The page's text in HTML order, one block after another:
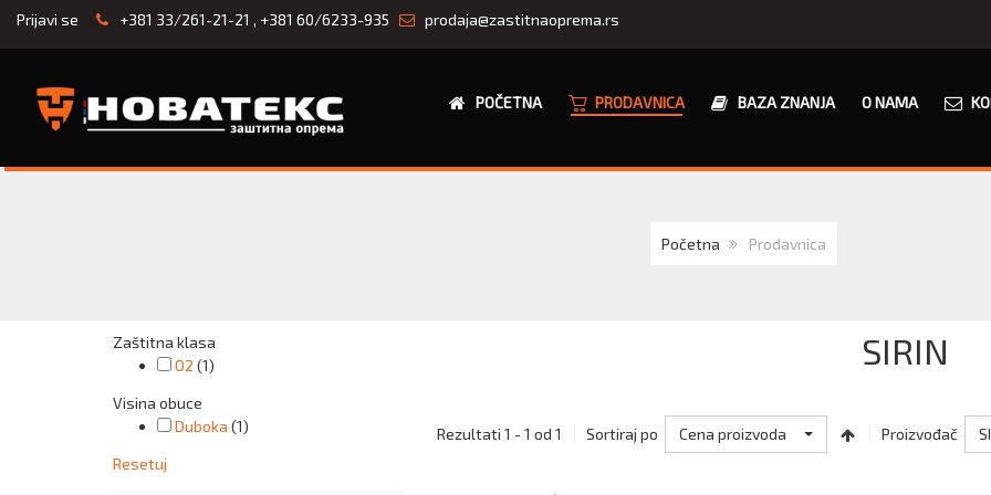
Prijavi se +381 33/261-21-21 , +381 60/6233-935 prodaja@zastitnaoprema.rs
POČETNA PRODAVNICA BAZA ZNANJA O NAMA
Početna Prodavnica
Zaštitna klasa
O2 (1)
Visina obuce
Duboka (1)
Resetuj
SIRIN
Rezultati 1 - 1 od 1 Sortiraj po Cena proizvoda Proizvođač